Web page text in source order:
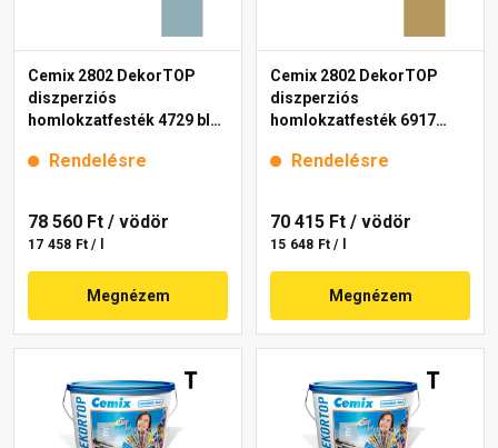
Cemix 2802 DekorTOP
diszperziós
homlokzatfesték 4729 blue
Rendelésre
78 560 Ft / vödör
17 458 Ft / l
Megnézem
Cemix 2802 DekorTOP
diszperziós
homlokzatfesték 6917
Rendelésre
70 415 Ft / vödör
15 648 Ft / l
Megnézem